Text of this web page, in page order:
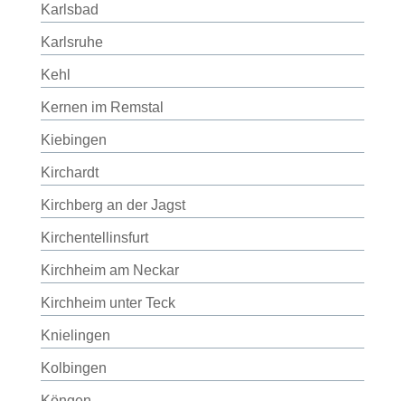
Karlsbad
Karlsruhe
Kehl
Kernen im Remstal
Kiebingen
Kirchardt
Kirchberg an der Jagst
Kirchentellinsfurt
Kirchheim am Neckar
Kirchheim unter Teck
Knielingen
Kolbingen